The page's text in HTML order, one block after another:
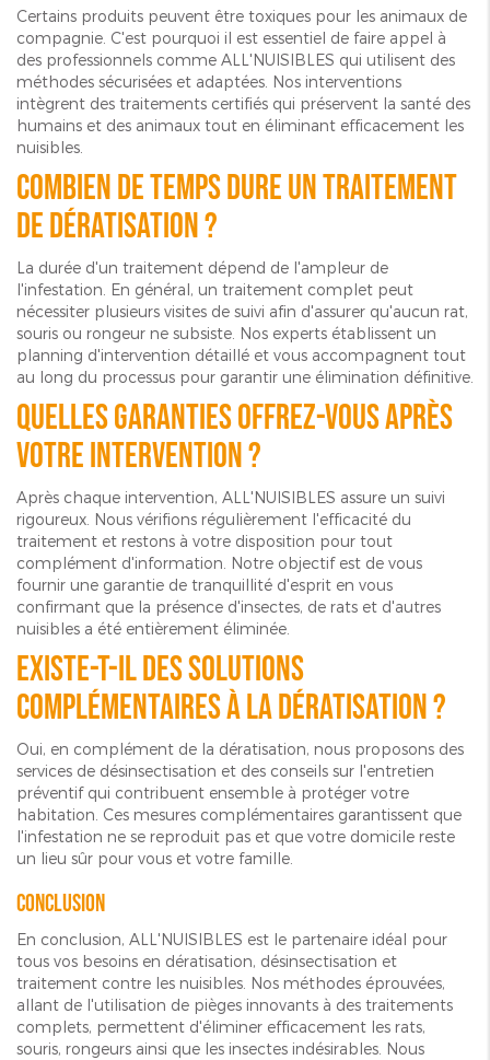
Certains produits peuvent être toxiques pour les animaux de
compagnie. C'est pourquoi il est essentiel de faire appel à
des professionnels comme ALL'NUISIBLES qui utilisent des
méthodes sécurisées et adaptées. Nos interventions
intègrent des traitements certifiés qui préservent la santé des
humains et des animaux tout en éliminant efficacement les
nuisibles.
Combien de temps dure un traitement
de dératisation ?
La durée d'un traitement dépend de l'ampleur de
l'infestation. En général, un traitement complet peut
nécessiter plusieurs visites de suivi afin d'assurer qu'aucun rat,
souris ou rongeur ne subsiste. Nos experts établissent un
planning d'intervention détaillé et vous accompagnent tout
au long du processus pour garantir une élimination définitive.
Quelles garanties offrez-vous après
votre intervention ?
Après chaque intervention, ALL'NUISIBLES assure un suivi
rigoureux. Nous vérifions régulièrement l'efficacité du
traitement et restons à votre disposition pour tout
complément d'information. Notre objectif est de vous
fournir une garantie de tranquillité d'esprit en vous
confirmant que la présence d'insectes, de rats et d'autres
nuisibles a été entièrement éliminée.
Existe-t-il des solutions
complémentaires à la dératisation ?
Oui, en complément de la dératisation, nous proposons des
services de désinsectisation et des conseils sur l'entretien
préventif qui contribuent ensemble à protéger votre
habitation. Ces mesures complémentaires garantissent que
l'infestation ne se reproduit pas et que votre domicile reste
un lieu sûr pour vous et votre famille.
Conclusion
En conclusion, ALL'NUISIBLES est le partenaire idéal pour
tous vos besoins en dératisation, désinsectisation et
traitement contre les nuisibles. Nos méthodes éprouvées,
allant de l'utilisation de pièges innovants à des traitements
complets, permettent d'éliminer efficacement les rats,
souris, rongeurs ainsi que les insectes indésirables. Nous